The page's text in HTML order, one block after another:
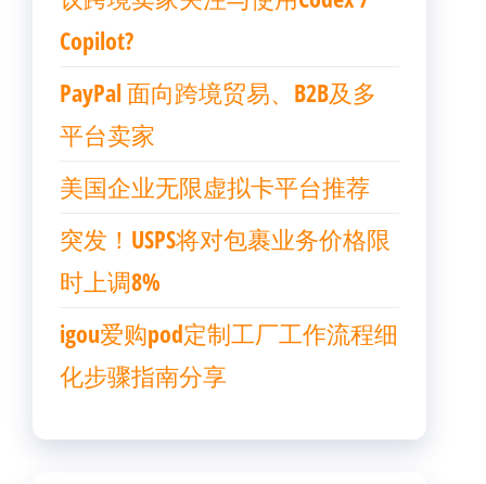
Copilot?
PayPal 面向跨境贸易、B2B及多
平台卖家
美国企业无限虚拟卡平台推荐
突发！USPS将对包裹业务价格限
时上调8%
igou爱购pod定制工厂工作流程细
化步骤指南分享